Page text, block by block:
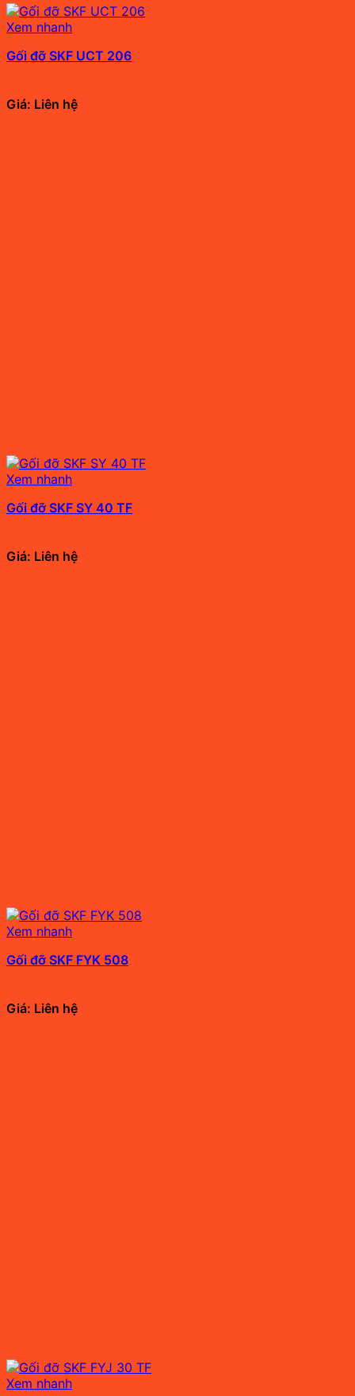
Xem nhanh
Gối đỡ SKF UCT 206
Giá: Liên hệ
Xem nhanh
Gối đỡ SKF SY 40 TF
Giá: Liên hệ
Xem nhanh
Gối đỡ SKF FYK 508
Giá: Liên hệ
Xem nhanh